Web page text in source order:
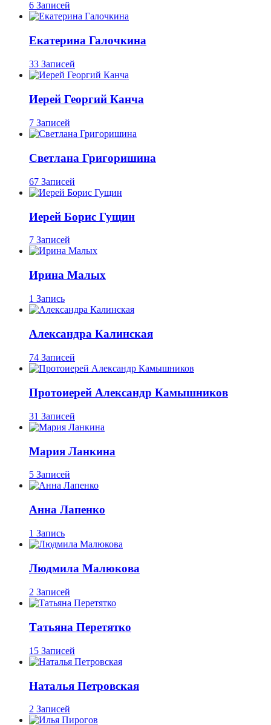
6 Записей
Екатерина Галочкина
33 Записей
Иерей Георгий Канча
7 Записей
Светлана Григоришина
67 Записей
Иерей Борис Гущин
7 Записей
Ирина Малых
1 Запись
Александра Калинская
74 Записей
Протоиерей Александр Камышников
31 Записей
Мария Ланкина
5 Записей
Анна Лапенко
1 Запись
Людмила Малюкова
2 Записей
Татьяна Перетятко
15 Записей
Наталья Петровская
2 Записей